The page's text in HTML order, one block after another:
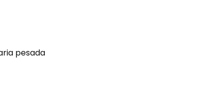
pesada